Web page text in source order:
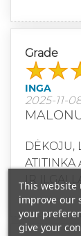
Grade
INGA
2025-11-
DĖKOJU,
ATITINKA
IR ILGAI
This website
improve our
your
give your